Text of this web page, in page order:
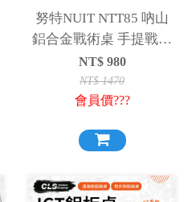
努特NUIT NTT85 吶山
鋁合金戰術桌 手提戰術
桌 戶外戰術桌 輕量戰術
桌版 戰術桌
NT$ 980
NT$1470
會員價???